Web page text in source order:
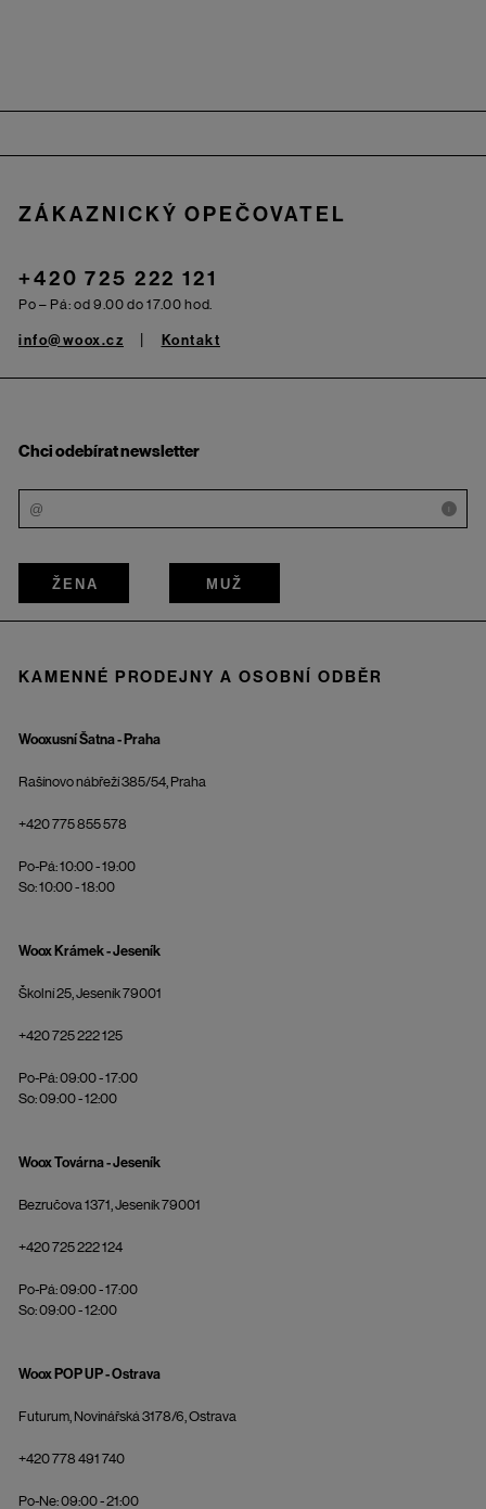
ZÁKAZNICKÝ OPEČOVATEL
+420 725 222 121
Po – Pá: od 9.00 do 17.00 hod.
info@woox.cz Kontakt
Chci odebírat newsletter
i
ŽENA MUŽ
KAMENNÉ PRODEJNY A OSOBNÍ ODBĚR
Wooxusní Šatna - Praha
Rašínovo nábřeží 385/54, Praha
+420 775 855 578
Po-Pá: 10:00 - 19:00
So: 10:00 - 18:00
Woox Krámek - Jeseník
Školní 25, Jeseník 79001
+420 725 222 125
Po-Pá: 09:00 - 17:00
So: 09:00 - 12:00
Woox Továrna - Jeseník
Bezručova 1371, Jeseník 79001
+420 725 222 124
Po-Pá: 09:00 - 17:00
So: 09:00 - 12:00
Woox POP UP - Ostrava
Futurum, Novinářská 3178/6, Ostrava
+420 778 491 740
Po-Ne: 09:00 - 21:00